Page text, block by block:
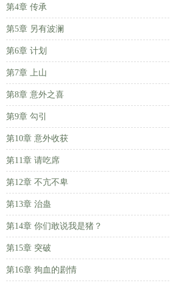
第4章 传承
第5章 另有波澜
第6章 计划
第7章 上山
第8章 意外之喜
第9章 勾引
第10章 意外收获
第11章 请吃席
第12章 不亢不卑
第13章 治蛊
第14章 你们敢说我是猪？
第15章 突破
第16章 狗血的剧情